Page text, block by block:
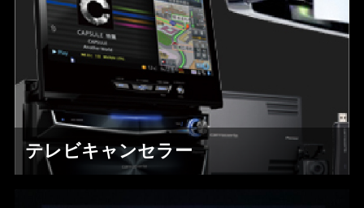
テレビキャンセラー